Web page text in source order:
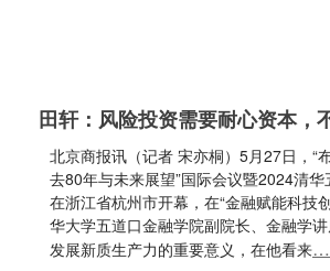
田轩：风险投资需要耐心资本，
北京商报讯（记者 宋亦桐）5月27日，“
去80年与未来展望”国际会议暨2024清
在浙江省杭州市开幕，在“金融赋能科技
华大学五道口金融学院副院长、金融学
发展新质生产力的重要意义，在他看来